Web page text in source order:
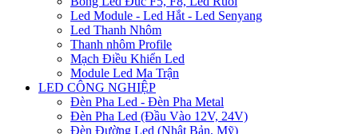
Led Module - Led Hắt - Led Senyang
Led Thanh Nhôm
Thanh nhôm Profile
Mạch Điều Khiển Led
Module Led Ma Trận
LED CÔNG NGHIỆP
Đèn Pha Led - Đèn Pha Metal
Đèn Pha Led (Đầu Vào 12V, 24V)
Đèn Đường Led (Nhật Bản, Mỹ)